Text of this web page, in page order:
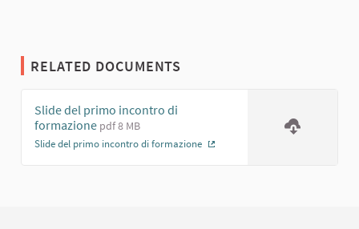
RELATED DOCUMENTS
Slide del primo incontro di
formazione pdf 8 MB
Slide del primo incontro di formazione